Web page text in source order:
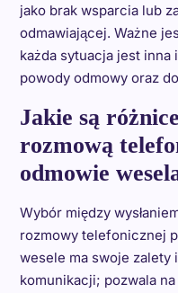
jako brak wsparcia lub
odmawiającej. Ważne
każda sytuacja jest
powody odmowy oraz
Jakie są
rozmową
odmowie
Wybór między
rozmowy telefonicznej
wesele ma swoje zalety
komunikacji; pozwala